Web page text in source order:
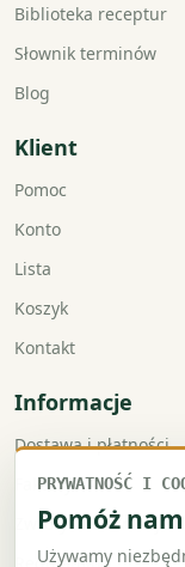
Biblioteka receptur
Słownik terminów
Blog
Klient
Pomoc
Konto
Lista
Koszyk
Kontakt
Informacje
Dostawa i płatności
Faktury VAT
Zwroty i reklamacje
Regulamin
PRYWATNOŚĆ I
Pomóż
Używamy